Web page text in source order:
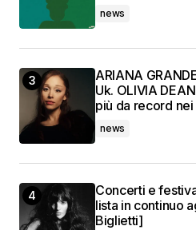
news
ARIANA
Uk. OLIVIA
più da record nei
news
Concerti e
lista in continuo
Biglietti]